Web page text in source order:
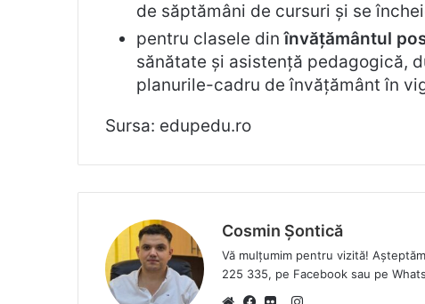
de săptămâni de cursuri și se
pentru clasele dinînvățământul
sănătate și asistență pedagogică,
planurile-cadru de învățământ în
Sursa: edupedu.ro
Cosmin Șontică
Vă mulțumim pentru vizită!
225 335, pe Facebook sau pe